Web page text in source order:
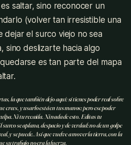
saltar, sino reconocer un
(volver tan irresistible una
dejar el surco viejo no sea
sino deslizarte hacia algo
es tan parte del mapa
la que también dejo aquí: sí tienes poder real sobre
crees, y usarlo está en tus manos; pero ese poder
Ni tu recaída. Ni nada de esto. Editas tu
se aplana, despacio y de verdad: no de un golpe
y se puede. Así que vuelve a mover la tierra, con la
su trabajo no era la fuerza.